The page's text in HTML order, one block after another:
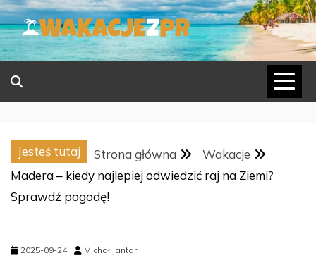
Skip
to
content
Jesteś tutaj Strona główna
Wakacje
Madera – kiedy najlepiej odwiedzić raj na Ziemi?
Sprawdź pogodę!
2025-09-24 Michał Jantar